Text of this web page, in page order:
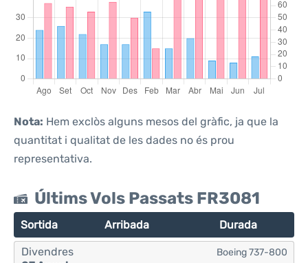
Nota: Hem exclòs alguns mesos del gràfic, ja que la
quantitat i qualitat de les dades no és prou
representativa.
Últims Vols Passats FR3081
Sortida Arribada Durada
Divendres
Boeing 737-800